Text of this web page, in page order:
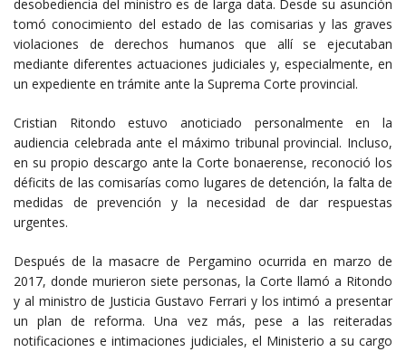
desobediencia del ministro es de larga data. Desde su asunción
tomó conocimiento del estado de las comisarias y las graves
violaciones de derechos humanos que allí se ejecutaban
mediante diferentes actuaciones judiciales y, especialmente, en
un expediente en trámite ante la Suprema Corte provincial.
Cristian Ritondo estuvo anoticiado personalmente en la
audiencia celebrada ante el máximo tribunal provincial. Incluso,
en su propio descargo ante la Corte bonaerense, reconoció los
déficits de las comisarías como lugares de detención, la falta de
medidas de prevención y la necesidad de dar respuestas
urgentes.
Después de la masacre de Pergamino ocurrida en marzo de
2017, donde murieron siete personas, la Corte llamó a Ritondo
y al ministro de Justicia Gustavo Ferrari y los intimó a presentar
un plan de reforma. Una vez más, pese a las reiteradas
notificaciones e intimaciones judiciales, el Ministerio a su cargo